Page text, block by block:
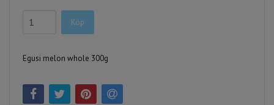
Köp
Egusi melon whole 300g